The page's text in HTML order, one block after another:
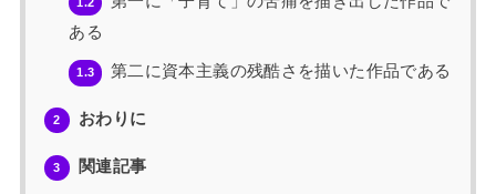
ある
1.3 第二に資本主義の残酷さを描いた作品である
2 おわりに
3 関連記事